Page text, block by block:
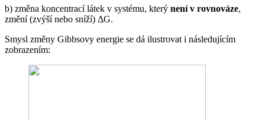
b) změna koncentrací látek v systému, který není v rovnováze,
změní (zvýší nebo sníží) ΔG.
Smysl změny Gibbsovy energie se dá ilustrovat i následujícím
zobrazením: